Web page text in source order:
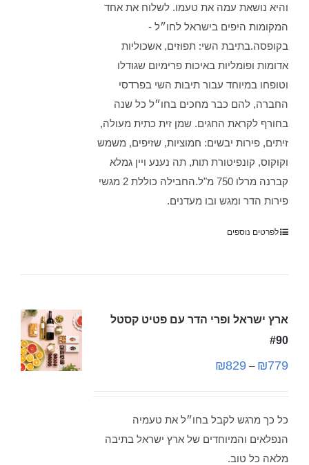
והיא נושאת עמה את טעמו. לשלוח את אחד
המקומות היפים בישראל לחו״ל -
בקופסה.בתיבת השי: תפוזים, אשכוליות
אדומות ופומליות באיכות פרימיום שגודלו
וטופחו במיוחד עבור תיבות השי בפרדסי
החברה, להם כבר מחכים בחו״ל כל שנה
בחורף לקראת החגים. שמן זית כתית מעולה,
זיתים, פירות יבשים: חמוציות, שזיפים, משמש
וקוקוס, קונפיטורת תות, תה נענע ויין גמלא
קברנה מרלו 750 מ"ל.החבילה כוללת 2 מגשי
פירות הדר ומגש ובו מעדנים.
לפרטים נוספים
ארץ ישראל ופרי הדר עם פטיט קסטל
#90
₪779
–
₪829
כל כך מרגש לקבל בחו״ל את טעמיה
הנפלאים והמיוחדים של ארץ ישראל בתיבה
מלאה כל טוב.